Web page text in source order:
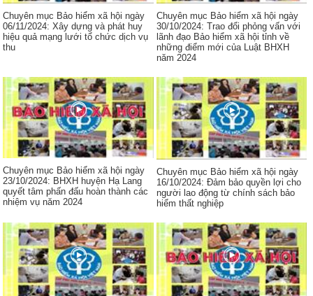
Chuyên mục Bảo hiểm xã hội ngày
06/11/2024: Xây dựng và phát huy
hiệu quả mạng lưới tổ chức dịch vụ
thu
Chuyên mục Bảo hiểm xã hội ngày
30/10/2024: Trao đổi phỏng vấn với
lãnh đạo Bảo hiểm xã hội tỉnh về
những điểm mới của Luật BHXH
năm 2024
Chuyên mục Bảo hiểm xã hội ngày
23/10/2024: BHXH huyện Hạ Lang
quyết tâm phấn đấu hoàn thành các
nhiệm vụ năm 2024
Chuyên mục Bảo hiểm xã hội ngày
16/10/2024: Đảm bảo quyền lợi cho
người lao động từ chính sách bảo
hiểm thất nghiệp